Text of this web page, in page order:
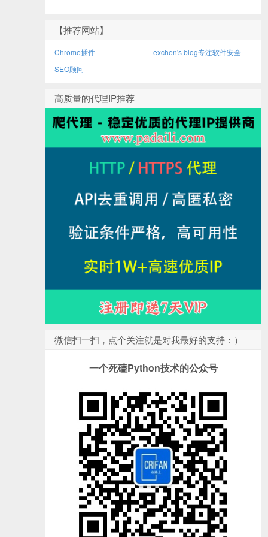
【推荐网站】
Chrome插件
exchen's blog专注软件安全
SEO顾问
高质量的代理IP推荐
微信扫一扫，点个关注就是对我最好的支持：）
一个死磕Python技术的公众号